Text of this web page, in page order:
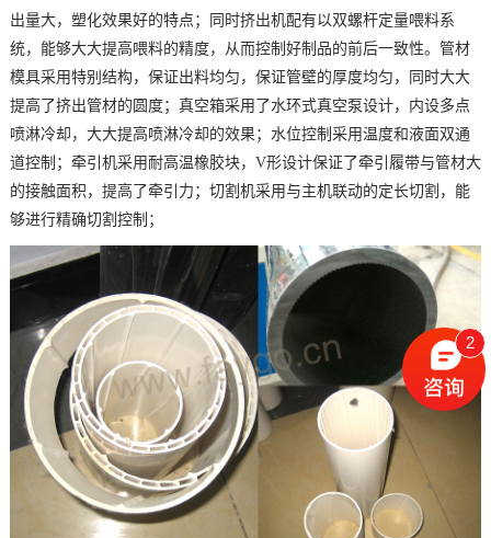
出量大，塑化效果好的特点；同时挤出机配有以双螺杆定量喂料系
统，能够大大提高喂料的精度，从而控制好制品的前后一致性。管材
模具采用特别结构，保证出料均匀，保证管壁的厚度均匀，同时大大
提高了挤出管材的圆度；真空箱采用了水环式真空泵设计，内设多点
喷淋冷却，大大提高喷淋冷却的效果；水位控制采用温度和液面双通
道控制；牵引机采用耐高温橡胶块，V形设计保证了牵引履带与管材大
的接触面积，提高了牵引力；切割机采用与主机联动的定长切割，能
够进行精确切割控制；
2